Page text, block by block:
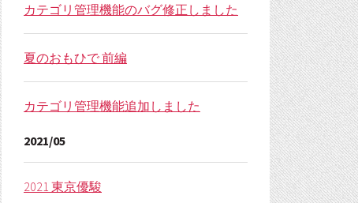
カテゴリ管理機能のバグ修正しました
夏のおもひで 前編
カテゴリ管理機能追加しました
2021/05
2021 東京優駿